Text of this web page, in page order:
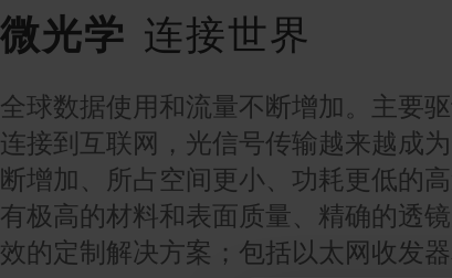
微光学 连接世界
全球数据使用和流量不断增加。主要
连接到互联网，光信号传输越来越成
断增加、所占空间更小、功耗更低的
有极高的材料和表面质量、精确的透
效的定制解决方案；包括以太网收发